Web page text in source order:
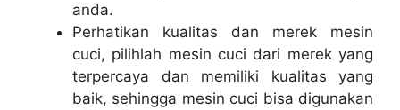
anda.
Perhatikan kualitas dan merek mesin
cuci, pilihlah mesin cuci dari merek yang
terpercaya dan memiliki kualitas yang
baik, sehingga mesin cuci bisa digunakan